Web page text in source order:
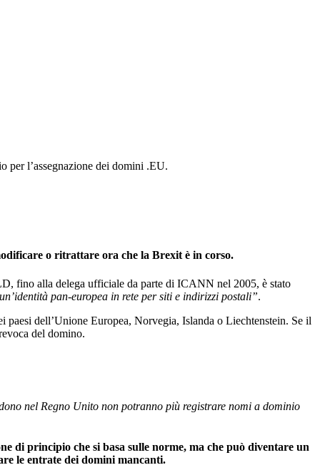
per l’assegnazione dei domini .EU.
o ritrattare ora che la Brexit è in corso.
fino alla delega ufficiale da parte di ICANN nel 2005, è stato
pan-europea in rete per siti e indirizzi postali”.
paesi dell’Unione Europea, Norvegia, Islanda o Liechtenstein. Se il
del domino.
nel Regno Unito non potranno più registrare nomi a dominio
di principio che si basa sulle norme, ma che può diventare un
le entrate dei domini mancanti.